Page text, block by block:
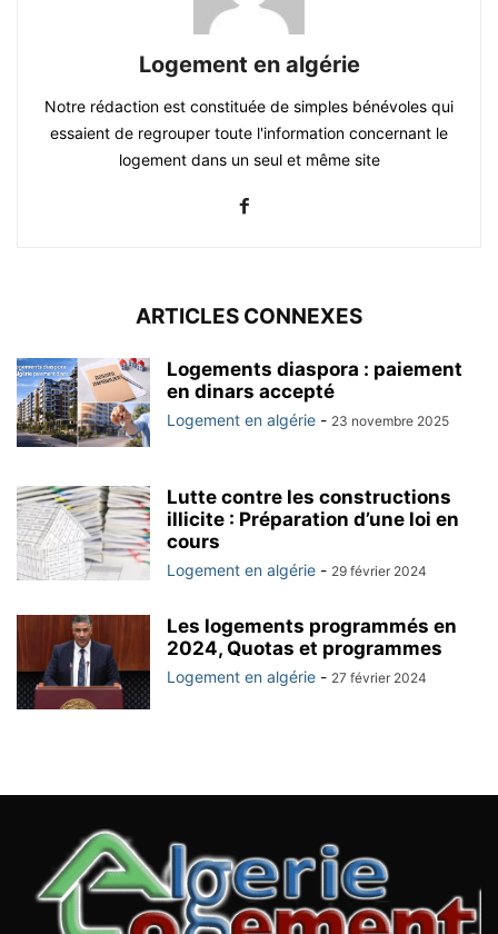
Logement en algérie
Notre rédaction est constituée de simples bénévoles qui
essaient de regrouper toute l'information concernant le
logement dans un seul et même site
ARTICLES CONNEXES
Logements diaspora : paiement
en dinars accepté
Logement en algérie - 23 novembre 2025
Lutte contre les constructions
illicite : Préparation d’une loi en
cours
Logement en algérie - 29 février 2024
Les logements programmés en
2024, Quotas et programmes
Logement en algérie - 27 février 2024